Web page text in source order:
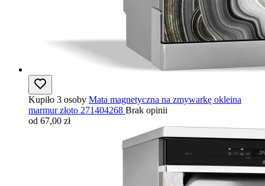
Kupiło 3 osoby Mata magnetyczna na zmywarkę okleina
marmur złoto 271404268 Brak opinii
od 67,00 zł